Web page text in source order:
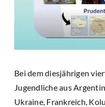
Bei dem diesjährigen
Jugendliche aus
Ukraine, Frankreich,